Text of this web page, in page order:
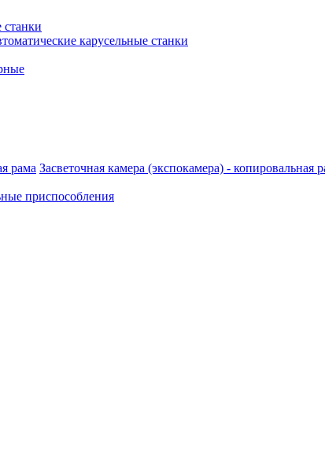
станки
карусельные станки
Засветочная камера (экспокамера) - копировальная
приспособления